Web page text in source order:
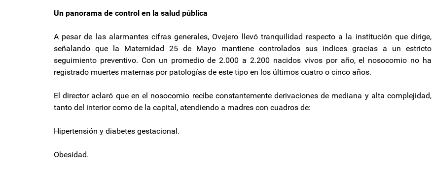
Un panorama de control en la salud pública
A pesar de las alarmantes cifras generales, Ovejero llevó tranquilidad respecto a la institución que dirige,
señalando que la Maternidad 25 de Mayo mantiene controlados sus índices gracias a un estricto
seguimiento preventivo. Con un promedio de 2.000 a 2.200 nacidos vivos por año, el nosocomio no ha
registrado muertes maternas por patologías de este tipo en los últimos cuatro o cinco años.
El director aclaró que en el nosocomio recibe constantemente derivaciones de mediana y alta complejidad,
tanto del interior como de la capital, atendiendo a madres con cuadros de:
Hipertensión y diabetes gestacional.
Obesidad.